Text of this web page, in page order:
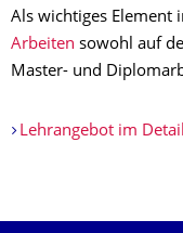
Als wichtiges Element
Arbeiten sowohl auf
Master- und
Lehrangebot im Detail